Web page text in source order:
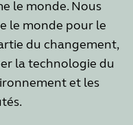
le monde. Nous
le monde pour le
du changement,
la technologie du
et les